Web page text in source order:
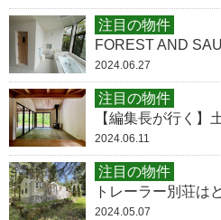
注目の物件
FOREST AND
2024.06.27
注目の物件
【編集長が行く】
2024.06.11
注目の物件
トレーラー別荘は
2024.05.07